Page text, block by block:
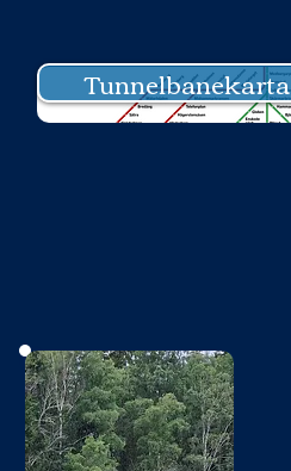
Tunnelbanekarta